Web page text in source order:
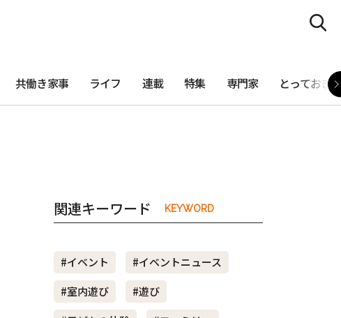
共働き家事 ライフ 連載 特集 専門家 とっておき
関連キーワード KEYWORD
#イベント
#イベントニュース
#室内遊び
#遊び